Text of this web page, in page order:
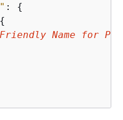
: {
{
Friendly Name for